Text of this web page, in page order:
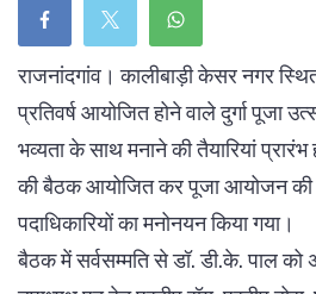
राजनांदगांव। कालीबाड़ी केसर नगर स्थित
प्रतिवर्ष आयोजित होने वाले दुर्गा पूजा
भव्यता के साथ मनाने की तैयारियां प्रारंभ
की बैठक आयोजित कर पूजा आयोजन की
पदाधिकारियों का मनोनयन किया गया।
बैठक में सर्वसम्मति से डॉ. डी.के. पाल को